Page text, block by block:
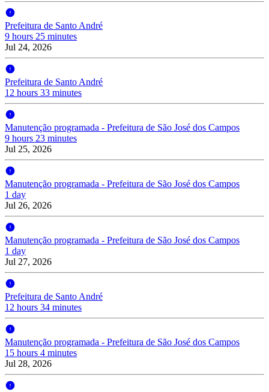
Prefeitura de Santo André
9 hours 25 minutes
Jul 24, 2026
Prefeitura de Santo André
12 hours 33 minutes
Manutenção programada - Prefeitura de São José dos Campos
9 hours 23 minutes
Jul 25, 2026
Manutenção programada - Prefeitura de São José dos Campos
1 day
Jul 26, 2026
Manutenção programada - Prefeitura de São José dos Campos
1 day
Jul 27, 2026
Prefeitura de Santo André
12 hours 34 minutes
Manutenção programada - Prefeitura de São José dos Campos
15 hours 4 minutes
Jul 28, 2026